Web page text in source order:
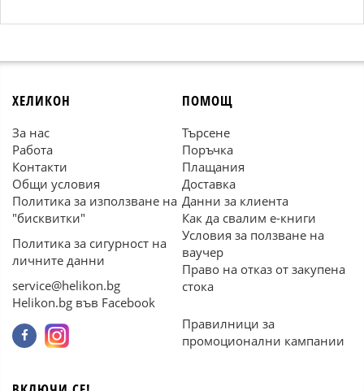
ХЕЛИКОН
За нас
Работа
Контакти
Общи условия
Политика за използване на
"бисквитки"
Политика за сигурност на
личните данни
service@helikon.bg
Helikon.bg във Facebook
ПОМОЩ
Търсене
Поръчка
Плащания
Доставка
Данни за клиента
Как да свалим е-книги
Условия за ползване на
ваучер
Право на отказ от закупена
стока
Правилници за
промоционални кампании